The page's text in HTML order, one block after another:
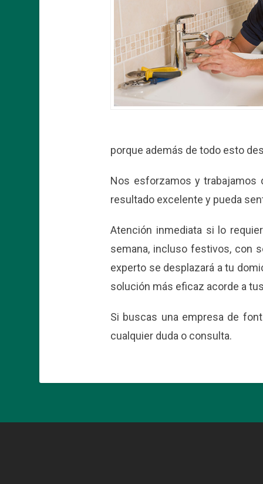
porque además de todo esto
Nos esforzamos y trabajamos
resultado excelente y pueda
Atención inmediata si lo
semana, incluso festivos, con
experto se desplazará a tu
solución más eficaz acorde a
Si buscas una empresa de
cualquier duda o consulta.